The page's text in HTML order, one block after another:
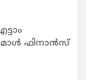
ഫിനാൻസ്